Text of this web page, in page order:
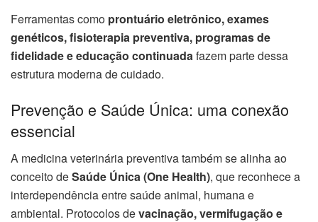
Ferramentas como prontuário eletrônico, exames
genéticos, fisioterapia preventiva, programas de
fidelidade e educação continuadafazem parte dessa
estrutura moderna de cuidado.
Prevenção e Saúde Única: uma conexão
essencial
A medicina veterinária preventiva também se alinha ao
conceito deSaúde Única (One Health), que reconhece a
interdependência entre saúde animal, humana e
ambiental. Protocolos devacinação, vermifugação e